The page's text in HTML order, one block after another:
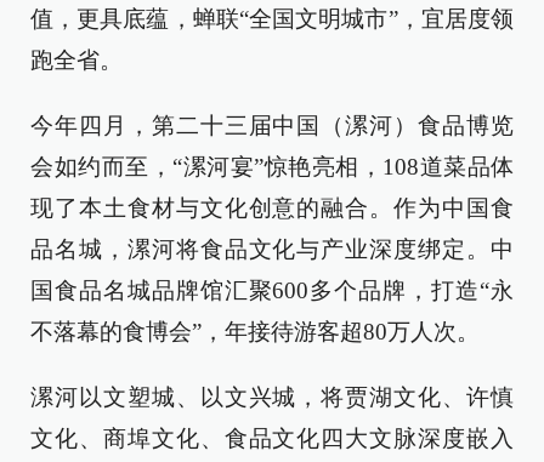
值，更具底蕴，蝉联“全国文明城市”，宜居度领
跑全省。
今年四月，第二十三届中国（漯河）食品博览
会如约而至，“漯河宴”惊艳亮相，108道菜品体
现了本土食材与文化创意的融合。作为中国食
品名城，漯河将食品文化与产业深度绑定。中
国食品名城品牌馆汇聚600多个品牌，打造“永
不落幕的食博会”，年接待游客超80万人次。
漯河以文塑城、以文兴城，将贾湖文化、许慎
文化、商埠文化、食品文化四大文脉深度嵌入